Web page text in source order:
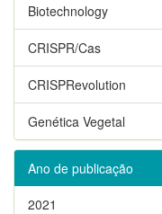
Biotechnology
CRISPR/Cas
CRISPRevolution
Genética Vegetal
Ano de publicação
2021